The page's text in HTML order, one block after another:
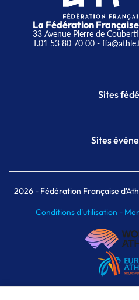
La Fédération
33 Avenue Pierre de
T.01 53 80 70 00-
Sites
Plateforme
Sites
Meeting de
MAIF
2026- Fédération Française
Conditions d'utilisation -